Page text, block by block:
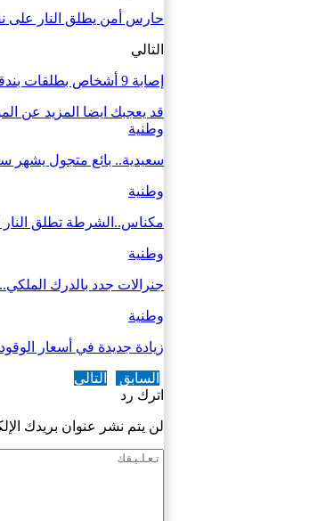
حارس أمن يطلق النار على
التالي
إصابة 9 أشخاص بطلقات بندقية صيد في نزاع بين “دواوير” بضواحي أولاد موسى ببني ملال
قد يعجبك ايضا المزيد عن
وطنية
سعيدية.. بائع متجول يشهر
وطنية
مكناس..الشرطة تطلق
وطنية
جنرالات جدد بالدرك
وطنية
زيادة جديدة في أسعار الوقود
السابق
التالي
اترك رد
لن يتم نشر عنوان بريدك